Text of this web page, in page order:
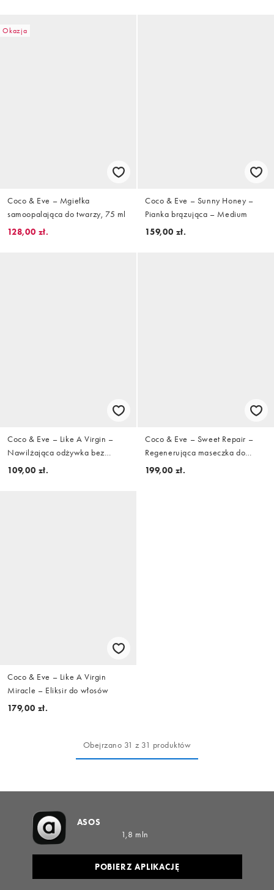
Okazja
Coco & Eve – Mgiełka
samoopalająca do twarzy, 75 ml
128,00 zł.
Coco & Eve – Sunny Honey –
Pianka brązująca – Medium
159,00 zł.
Coco & Eve – Like A Virgin –
Nawilżająca odżywka bez
spłukiwania ułatwiająca
109,00 zł.
Coco & Eve – Sweet Repair –
Regenerująca maseczka do
włosów
199,00 zł.
Coco & Eve – Like A Virgin
Miracle – Eliksir do włosów
179,00 zł.
Obejrzano 31 z 31 produktów
ASOS
1,8 mln
POBIERZ APLIKACJĘ